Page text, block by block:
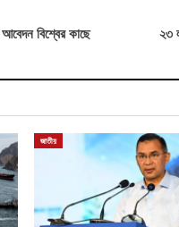
আবেদন বিশ্বের কাছে ২৩
জাতীয়